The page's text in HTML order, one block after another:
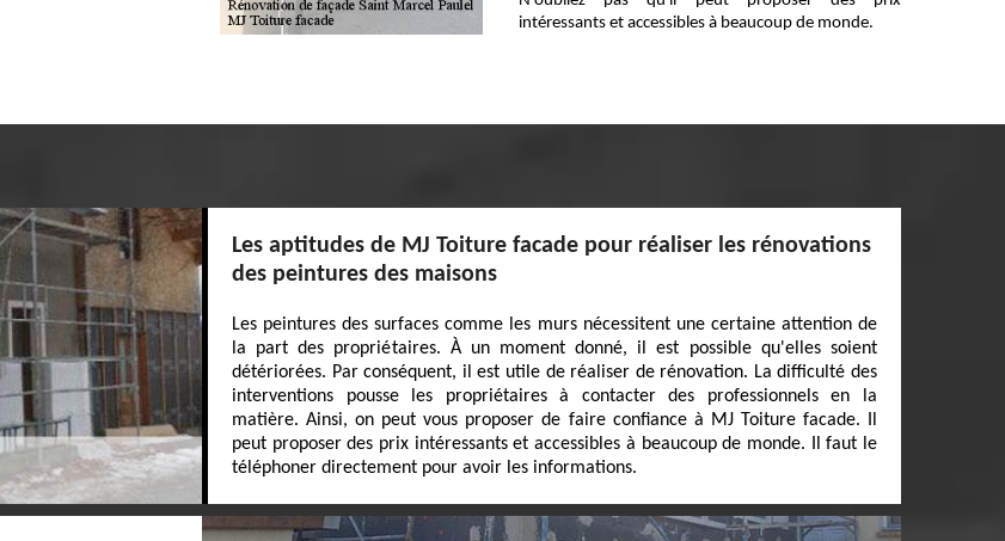
intéressants et accessibles à beaucoup de monde.
Les aptitudes de MJ Toiture facade pour réaliser les rénovations
des peintures des maisons
Les peintures des surfaces comme les murs nécessitent une certaine attention de
la part des propriétaires. À un moment donné, il est possible qu'elles soient
détériorées. Par conséquent, il est utile de réaliser de rénovation. La difficulté des
interventions pousse les propriétaires à contacter des professionnels en la
matière. Ainsi, on peut vous proposer de faire confiance à MJ Toiture facade. Il
peut proposer des prix intéressants et accessibles à beaucoup de monde. Il faut le
téléphoner directement pour avoir les informations.